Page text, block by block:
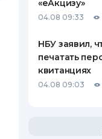
«еАкцизу»
04.08 09:33
НБУ заявил,
печатать
квитанциях
04.08 09:03